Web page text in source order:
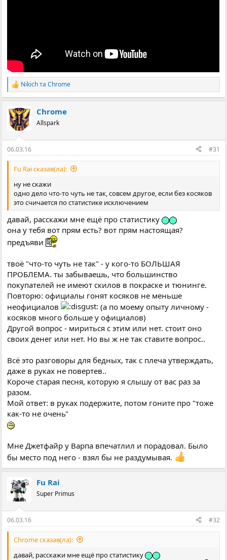
Р
е
к
ц
і
NikichтаChrome
Chrome
Allspark
06.03.16 #31
Fu Rai сказав(ла):
ну не скажи
одно дело что-то чуть не так, совсем другое, если без косяков
это счичается по статистике исключением
давай, расскажи мне ещё про статистику
она у тебя вот прям есть? вот прям настоящая?
предъяви
твоё "что-то чуть не так" - у кого-то БОЛЬШАЯ
ПРОБЛЕМА. ты забываешь, что большинство
покупателей не имеют скилов в покраске и тюнинге.
Повторю: официалы гонят косяков не меньше
неофициалов
(а по моему опыту личному -
косяков много больше у официалов)
Другой вопрос - мириться с этим или нет. стоит оно
своих денег или нет. Но вы ж не так ставите вопрос..
Всё это разговоры для бедных, так с плеча утверждать,
даже в руках не повертев..
Короче старая песня, которую я слышу от вас раз за
разом.
Мой ответ: в руках подержите, потом гоните про "тоже
как-то не очень"
Мне Джетфайр у Варпа впечатлил и порадовал. Было
бы место под него - взял бы не раздумывая.
Fu Rai
Super Primus
06.03.16 #32
Chrome сказав(ла):
давай, расскажи мне ещё про статистику